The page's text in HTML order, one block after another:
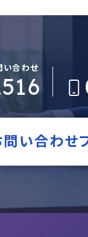
い合わせ
い合わせ